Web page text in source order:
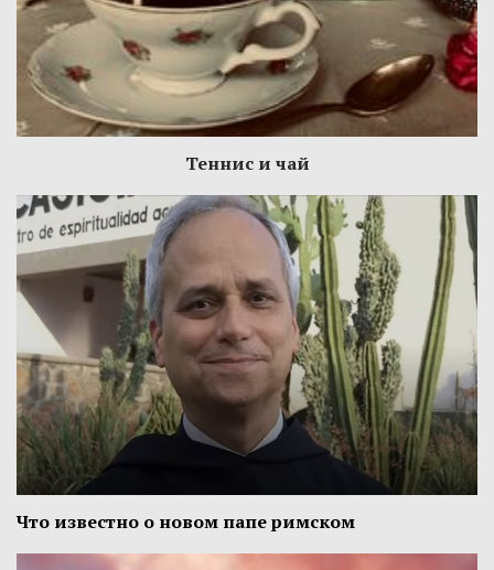
Теннис и чай
Что известно о новом папе римском